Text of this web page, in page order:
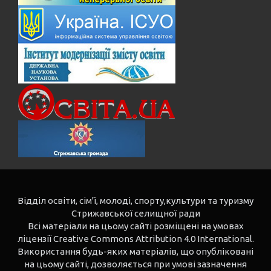
Відділ освіти, сім'ї, молоді, спорту,культури та туризму
Стрижавської селищної ради
Всі матеріали на цьому сайті розміщені на умовах
ліцензії Creative Commons Attribution 4.0 International.
Використання будь-яких матеріалів, що опубліковані
на цьому сайті, дозволяється при умові зазначення